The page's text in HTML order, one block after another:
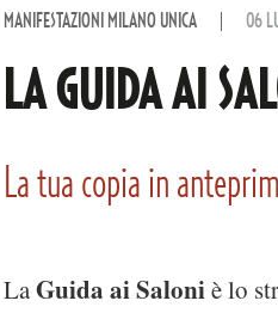
MANIFESTAZIONI MILANO UNICA 06
LA GUIDA AI
La tua copia in
LaGuida ai Saloniè lo